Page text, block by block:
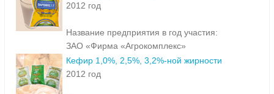
2012 год
Название предприятия в год участия:
ЗАО «Фирма «Агрокомплекс»
Кефир 1,0%, 2,5%, 3,2%-ной жирности
2012 год